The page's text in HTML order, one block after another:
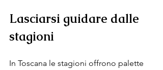
Lasciarsi guidare dalle
stagioni
In Toscana le stagioni offrono palette